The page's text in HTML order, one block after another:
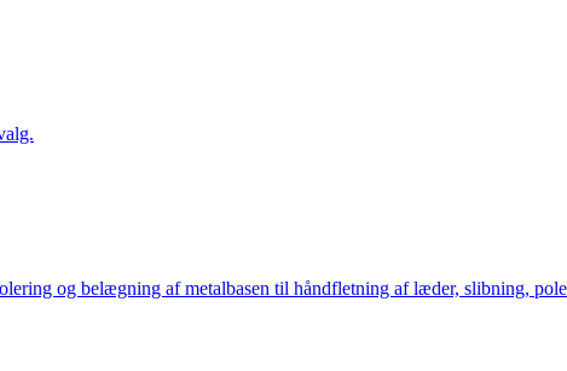
og belægning af metalbasen til håndfletning af læder, slibning,